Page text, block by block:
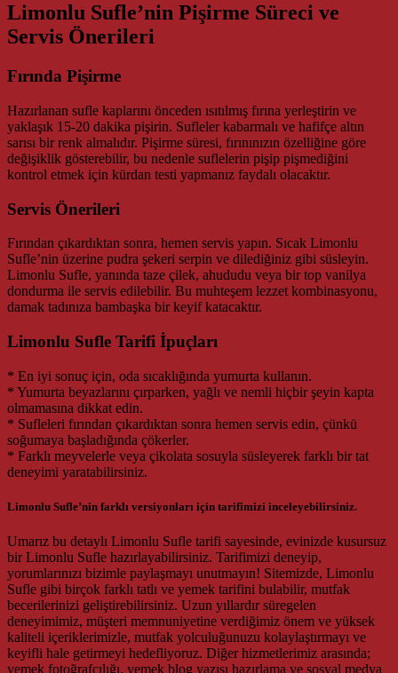
Limonlu Sufle’nin Pişirme Süreci ve
Servis Önerileri
Fırında Pişirme
Hazırlanan sufle kaplarını önceden ısıtılmış fırına yerleştirin ve
yaklaşık 15-20 dakika pişirin. Sufleler kabarmalı ve hafifçe altın
sarısı bir renk almalıdır. Pişirme süresi, fırınınızın özelliğine göre
değişiklik gösterebilir, bu nedenle suflelerin pişip pişmediğini
kontrol etmek için kürdan testi yapmanız faydalı olacaktır.
Servis Önerileri
Fırından çıkardıktan sonra, hemen servis yapın. Sıcak Limonlu
Sufle’nin üzerine pudra şekeri serpin ve dilediğiniz gibi süsleyin.
Limonlu Sufle, yanında taze çilek, ahududu veya bir top vanilya
dondurma ile servis edilebilir. Bu muhteşem lezzet kombinasyonu,
damak tadınıza bambaşka bir keyif katacaktır.
Limonlu Sufle Tarifi İpuçları
* En iyi sonuç için, oda sıcaklığında yumurta kullanın.
* Yumurta beyazlarını çırparken, yağlı ve nemli hiçbir şeyin kapta
olmamasına dikkat edin.
* Sufleleri fırından çıkardıktan sonra hemen servis edin, çünkü
soğumaya başladığında çökerler.
* Farklı meyvelerle veya çikolata sosuyla süsleyerek farklı bir tat
deneyimi yaratabilirsiniz.
Limonlu Sufle’nin farklı versiyonları için tarifimizi inceleyebilirsiniz.
Umarız bu detaylı Limonlu Sufle tarifi sayesinde, evinizde kusursuz
bir Limonlu Sufle hazırlayabilirsiniz. Tarifimizi deneyip,
yorumlarınızı bizimle paylaşmayı unutmayın! Sitemizde, Limonlu
Sufle gibi birçok farklı tatlı ve yemek tarifini bulabilir, mutfak
becerilerinizi geliştirebilirsiniz. Uzun yıllardır süregelen
deneyimimiz, müşteri memnuniyetine verdiğimiz önem ve yüksek
kaliteli içeriklerimizle, mutfak yolculuğunuzu kolaylaştırmayı ve
keyifli hale getirmeyi hedefliyoruz. Diğer hizmetlerimiz arasında;
yemek fotoğrafçılığı, yemek blog yazısı hazırlama ve sosyal medya